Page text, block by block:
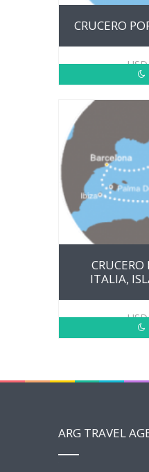
CRUCERO
USD
CRUCERO
ITALIA,
USD
ARG TRAVEL